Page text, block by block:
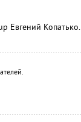
Евгений Копатько.